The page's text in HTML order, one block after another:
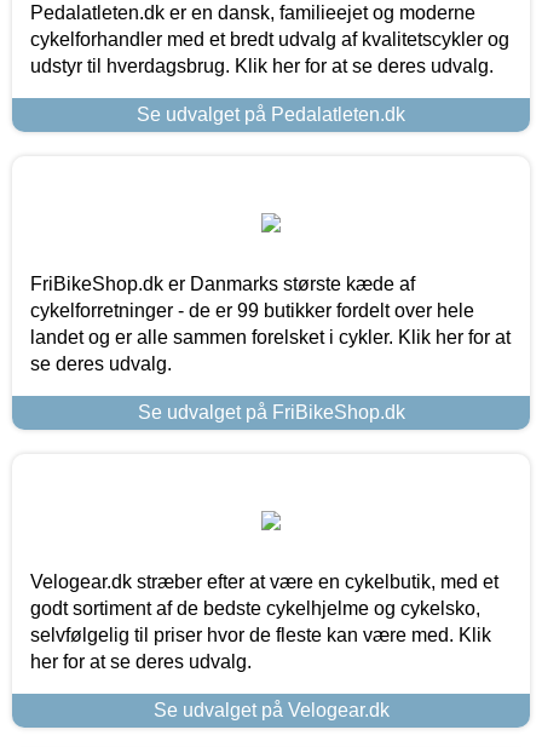
Pedalatleten.dk er en dansk, familieejet og moderne
cykelforhandler med et bredt udvalg af kvalitetscykler og
udstyr til hverdagsbrug. Klik her for at se deres udvalg.
Se udvalget på Pedalatleten.dk
FriBikeShop.dk er Danmarks største kæde af
cykelforretninger - de er 99 butikker fordelt over hele
landet og er alle sammen forelsket i cykler. Klik her for at
se deres udvalg.
Se udvalget på FriBikeShop.dk
Velogear.dk stræber efter at være en cykelbutik, med et
godt sortiment af de bedste cykelhjelme og cykelsko,
selvfølgelig til priser hvor de fleste kan være med. Klik
her for at se deres udvalg.
Se udvalget på Velogear.dk